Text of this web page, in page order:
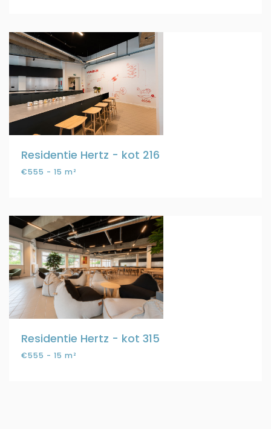
Residentie Hertz - kot 216
€555 - 15 m²
Residentie Hertz - kot 315
€555 - 15 m²